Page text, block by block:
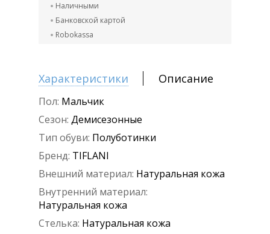
Наличными
Банковской картой
Robokassa
Характеристики Описание
Пол: Мальчик
Сезон: Демисезонные
Тип обуви: Полуботинки
Бренд: TIFLANI
Внешний материал: Натуральная кожа
Внутренний материал:
Натуральная кожа
Стелька: Натуральная кожа